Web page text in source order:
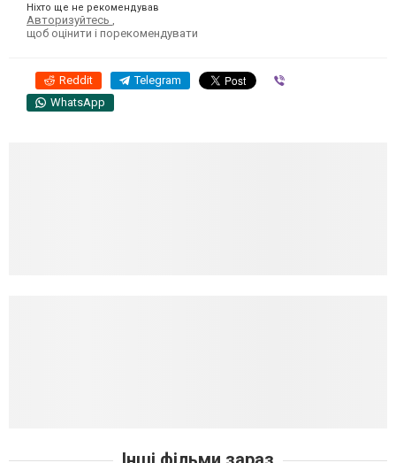
Ніхто ще не рекомендував
Авторизуйтесь
щоб оцінити і порекомендувати
Reddit Telegram
WhatsApp